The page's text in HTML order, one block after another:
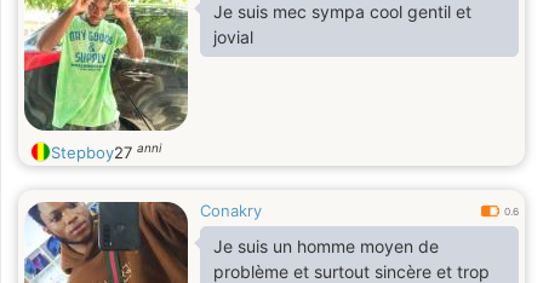
Je suis mec sympa cool gentil et
jovial
Stepboy27 anni
Conakry 0.6
Je suis un homme moyen de
problème et surtout sincère et trop